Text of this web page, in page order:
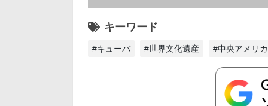
キーワード
#キューバ #世界文化遺産 #中央アメリカ